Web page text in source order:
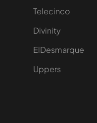
Telecinco
Divinity
ElDesmarque
Uppers